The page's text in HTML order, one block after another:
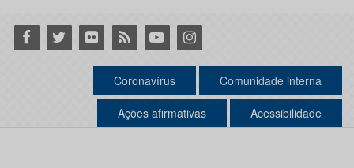
Facebook
Twitter Flickr RSS YoutubeInstagram
Coronavírus Comunidade interna
Ações afirmativas Acessibilidade